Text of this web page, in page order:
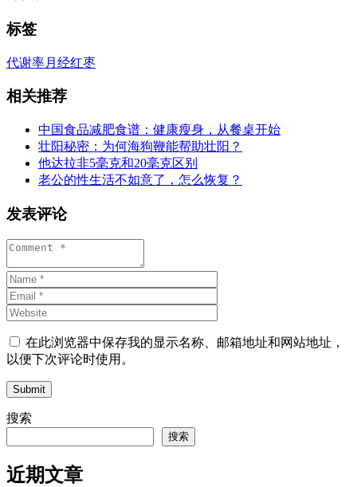
标签
代谢率月经红枣
相关推荐
中国食品减肥食谱：健康瘦身，从餐桌开始
壮阳秘密：为何海狗鞭能帮助壮阳？
他达拉非5毫克和20毫克区别
老公的性生活不如意了，怎么恢复？
发表评论
在此浏览器中保存我的显示名称、邮箱地址和网站地址，
以便下次评论时使用。
Submit
搜索
搜索
近期文章